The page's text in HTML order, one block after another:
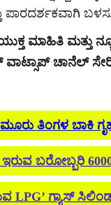
ಪಾರದರ್ಶಕವಾಗಿ
ಮಾಹಿತಿ ಮತ್ತು
ಚಾನೆಲ್
ತಿಂಗಳ ಬಾಕಿ
ಬರೋಬ್ಬರಿ
LPG’ ಗ್ಯಾಸ್